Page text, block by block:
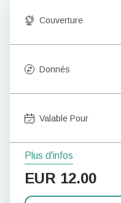
Couverture
Donnés
Valable Pour
Plus d'infos
EUR 12.00